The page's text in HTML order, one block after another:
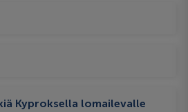
Kyproksella lomailevalle